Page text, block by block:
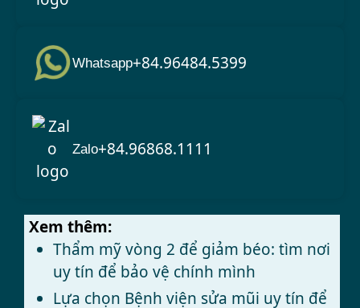
Whatsapp+84.96484.5399
Zalo+84.96868.1111
Xem thêm:
Thẩm mỹ vòng 2 để giảm béo: tìm nơi
uy tín để bảo vệ chính mình
Lựa chọn Bệnh viện sửa mũi uy tín để